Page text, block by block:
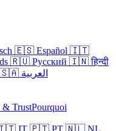
🇪🇸 Español 🇮🇹
🇷🇺 Русский 🇮🇳 हिन्दी
🇸🇦 العربية
& TrustPourquoi
IT 🇵🇹 PT 🇳🇱 NL